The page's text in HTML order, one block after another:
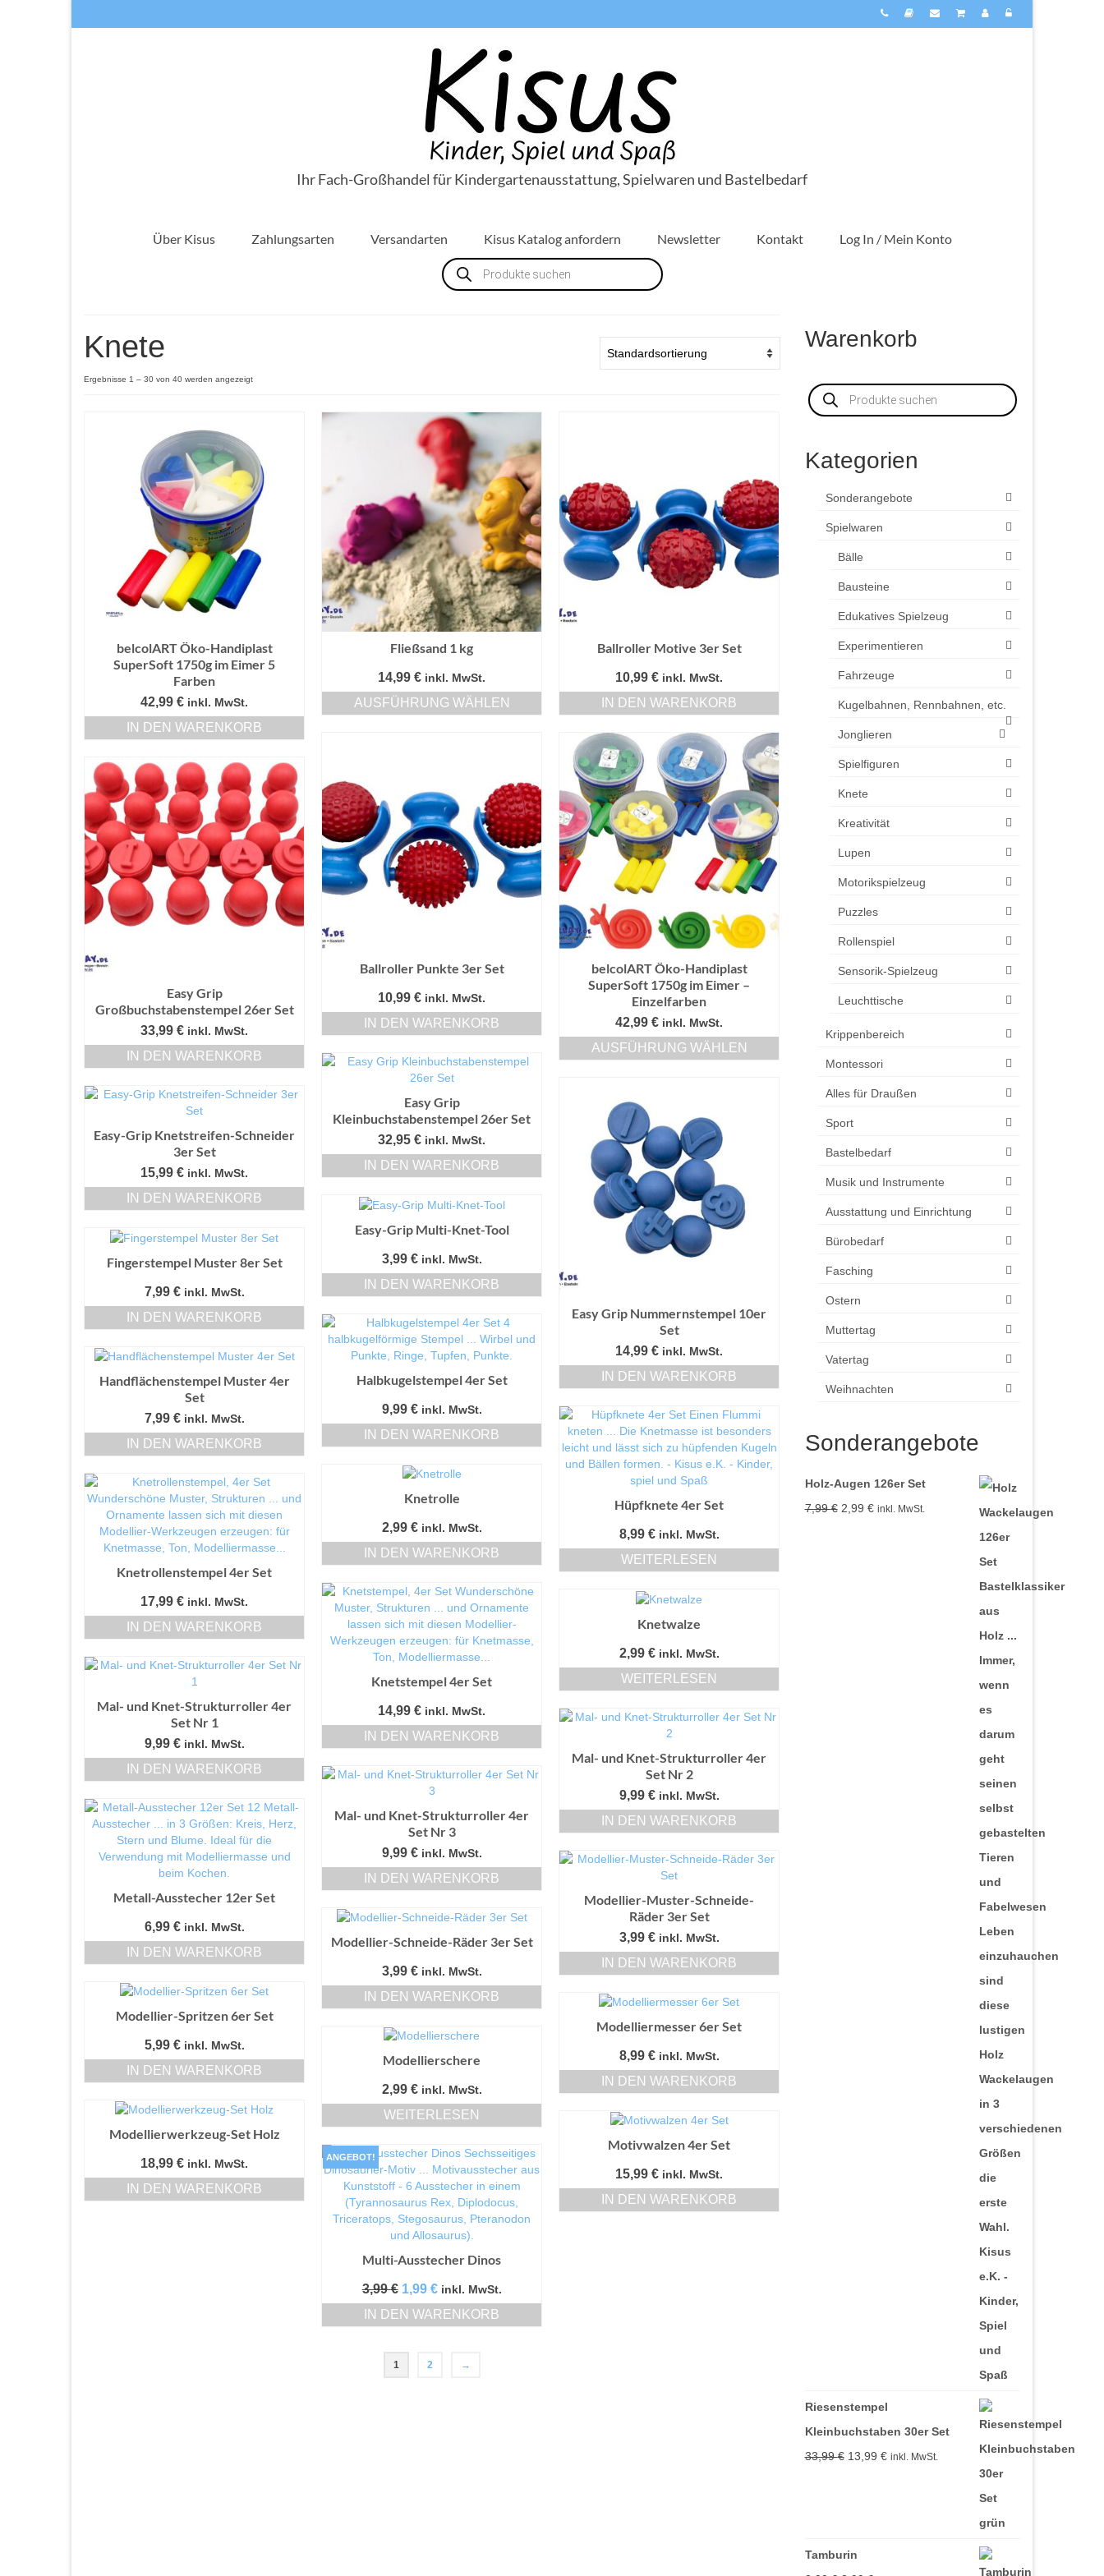
Ihr Fach-Großhandel für Kindergartenausstattung, Spielwaren und Bastelbedarf
Über Kisus Zahlungsarten Versandarten Kisus Katalog anfordern Newsletter Kontakt Log In / Mein Konto
Products
search
Knete
Ergebnisse 1 – 30 von 40 werden angezeigt
belcolART Öko-Handiplast
SuperSoft 1750g im Eimer 5
Farben
42,99€ inkl. MwSt.
IN DEN WARENKORB
Fließsand 1 kg
14,99€ inkl. MwSt.
AUSFÜHRUNG WÄHLEN
auf.
Die
Optionen
können
auf
der
Produktseite
Ballroller Motive 3er Set
10,99€ inkl. MwSt.
IN DEN WARENKORB
Ballroller Punkte 3er Set
10,99€ inkl. MwSt.
IN DEN WARENKORB
belcolART Öko-Handiplast
SuperSoft 1750g im Eimer –
Einzelfarben
42,99€ inkl. MwSt.
AUSFÜHRUNG WÄHLEN
mehrere
Varianten
auf.
Die
Optionen
können
auf
der
Produktseite
Easy Grip
Großbuchstabenstempel 26er Set
33,99€ inkl. MwSt.
IN DEN WARENKORB
Easy Grip
Kleinbuchstabenstempel 26er Set
32,95€ inkl. MwSt.
IN DEN WARENKORB
Easy Grip Nummernstempel 10er
Set
14,99€ inkl. MwSt.
IN DEN WARENKORB
Easy-Grip Knetstreifen-Schneider
3er Set
15,99€ inkl. MwSt.
IN DEN WARENKORB
Easy-Grip Multi-Knet-Tool
3,99 € inkl. MwSt.
IN DEN WARENKORB
Fingerstempel Muster 8er Set
7,99 € inkl. MwSt.
IN DEN WARENKORB
Halbkugelstempel 4er Set
9,99 € inkl. MwSt.
IN DEN WARENKORB
Handflächenstempel Muster 4er
Set
7,99 € inkl. MwSt.
IN DEN WARENKORB
Hüpfknete 4er Set
8,99 € inkl. MwSt.
WEITERLESEN
Knetrolle
2,99 € inkl. MwSt.
IN DEN WARENKORB
Knetrollenstempel 4er Set
17,99€ inkl. MwSt.
IN DEN WARENKORB
Knetstempel 4er Set
14,99€ inkl. MwSt.
IN DEN WARENKORB
Knetwalze
2,99 € inkl. MwSt.
WEITERLESEN
Mal- und Knet-Strukturroller 4er
Set Nr 1
9,99 € inkl. MwSt.
IN DEN WARENKORB
Mal- und Knet-Strukturroller 4er
Set Nr 2
9,99 € inkl. MwSt.
IN DEN WARENKORB
Mal- und Knet-Strukturroller 4er
Set Nr 3
9,99 € inkl. MwSt.
IN DEN WARENKORB
Metall-Ausstecher 12er Set
6,99 € inkl. MwSt.
IN DEN WARENKORB
Modellier-Muster-Schneide-
Räder 3er Set
3,99 € inkl. MwSt.
IN DEN WARENKORB
Modellier-Schneide-Räder 3er Set
3,99 € inkl. MwSt.
IN DEN WARENKORB
Modellier-Spritzen 6er Set
5,99 € inkl. MwSt.
IN DEN WARENKORB
Modelliermesser 6er Set
8,99 € inkl. MwSt.
IN DEN WARENKORB
Modellierschere
2,99 € inkl. MwSt.
WEITERLESEN
Modellierwerkzeug-Set Holz
18,99€ inkl. MwSt.
IN DEN WARENKORB
Motivwalzen 4er Set
15,99€ inkl. MwSt.
IN DEN WARENKORB
ANGEBOT!
Multi-Ausstecher Dinos
3,99€ Ursprünglicher
Preis
war:
1,99 €Aktueller
Preis
ist:
inkl. MwSt.
IN DEN WARENKORB
1 2 →
Warenkorb
Products
search
Kategorien
Sonderangebote
Spielwaren
Bälle
Bausteine
Edukatives Spielzeug
Experimentieren
Fahrzeuge
Kugelbahnen, Rennbahnen, etc.
Jonglieren
Spielfiguren
Knete
Kreativität
Lupen
Motorikspielzeug
Puzzles
Rollenspiel
Sensorik-Spielzeug
Leuchttische
Krippenbereich
Montessori
Alles für Draußen
Sport
Bastelbedarf
Musik und Instrumente
Ausstattung und Einrichtung
Bürobedarf
Fasching
Ostern
Muttertag
Vatertag
Weihnachten
Sonderangebote
Holz-Augen 126er Set
7,99€ Ursprünglicher
2,99 €Aktueller
inkl. MwSt.
Riesenstempel
Kleinbuchstaben 30er Set
33,99€ Ursprünglicher
13,99 €Aktueller
inkl. MwSt.
Tamburin